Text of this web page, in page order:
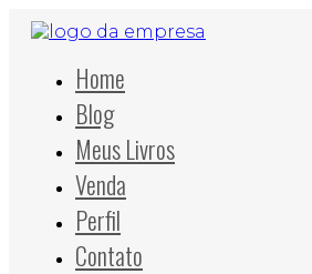
Home
Blog
Meus Livros
Venda
Perfil
Contato